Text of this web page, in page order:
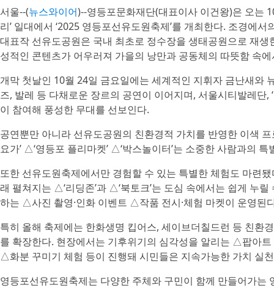
서울--(뉴스와이어)--영등포문화재단(대표이사 이건왕)은 오는
리’ 일대에서 ‘2025 영등포선유도원축제’를 개최한다. 조경에
대표작 선유도공원은 국내 최초로 정수장을 생태공원으로 재
성적인 콘텐츠가 어우러져 가을의 낭만과 공동체의 따뜻함 속
개막 첫날인 10월 24일 금요일에는 세계적인 지휘자 금난새와
즈, 발레 등 다채로운 장르의 공연이 이어지며, 서울시티발레단,
이 참여해 풍성한 무대를 선보인다.
공연뿐만 아니라 선유도공원의 친환경적 가치를 반영한 이색
요가’ △‘영등포 플리마켓’ △‘박스놀이터’는 소중한 사람과의
또한 선유도원축제에서만 경험할 수 있는 특별한 체험도 마련
래 펼쳐지는 △‘리딩존’과 △‘북토크’는 도심 속에서는 쉽게 누
하는 △사진 촬영·인화 이벤트 △작품 전시·체험 마켓이 운영된
특히 올해 축제에는 한화생명 킵어스, 세이브더칠드런 등 친환
를 확장한다. 현장에서는 기후위기의 심각성을 알리는 △팝아
△화분 꾸미기 체험 등이 진행돼 시민들은 지속가능한 가치 실
영등포선유도원축제는 다양한 주체와 구민이 함께 만들어가